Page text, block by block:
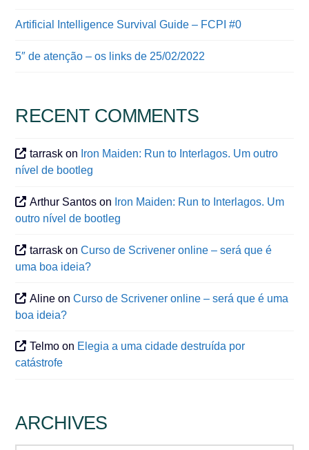
Artificial Intelligence Survival Guide – FCPI #0
5″ de atenção – os links de 25/02/2022
RECENT COMMENTS
tarrask on Iron Maiden: Run to Interlagos. Um outro
nível de bootleg
Arthur Santos on Iron Maiden: Run to Interlagos. Um
outro nível de bootleg
tarrask onCurso de Scrivener online – será que é
uma boa ideia?
Aline onCurso de Scrivener online – será que é uma
boa ideia?
Telmo on Elegia a uma cidade destruída por
catástrofe
ARCHIVES